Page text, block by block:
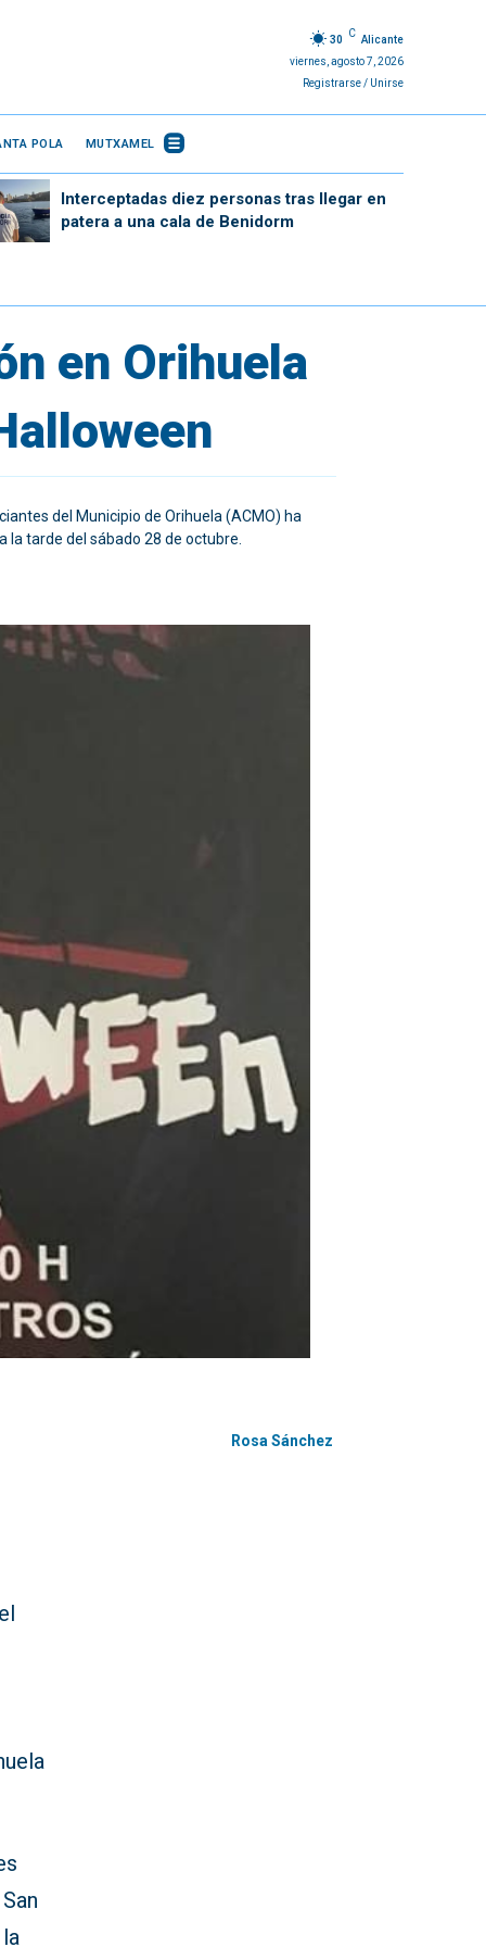
30
C
Alicante
viernes, agosto 7, 2026
Registrarse / Unirse
POLA MUTXAMEL
Interceptadas diez personas tras llegar en
patera a una cala de Benidorm
en Orihuela
del Municipio de Orihuela (ACMO) ha
tarde del sábado 28 de octubre.
Rosa Sánchez